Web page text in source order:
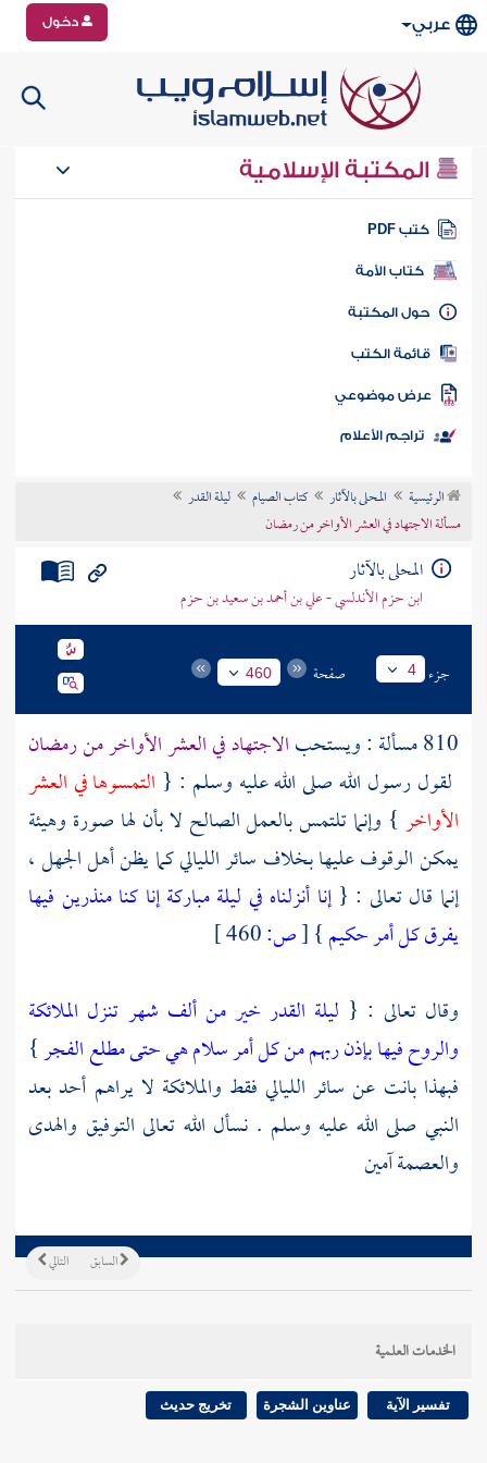
عربي دخول
المكتبة الإسلامية
كتب PDF
كتاب الأمة
المكتبة
الكتب
موضوعي
تراجم الأعلام
الرئيسية المحلى بالآثار كتاب الصيام
ليلة القدر
مسألة الاجتهاد في العشر الأواخر من رمضان
المحلى بالآثار
ابن حزم الأندلسي - علي بن أحمد بن سعيد بن حزم
جزء 4 صفحة 460
810 مسألة : ويستحب
الاجتهاد في العشر الأواخر من رمضان
لقول رسول الله صلى الله عليه وسلم : { التمسوها في العشر
الأواخر } وإنما تلتمس بالعمل الصالح لا بأن لها صورة وهيئة
يمكن الوقوف عليها بخلاف سائر الليالي كما يظن أهل الجهل ،
إنما قال تعالى : {إنا أنزلناه في ليلة مباركة إنا كنا منذرين فيها
يفرق كل أمر حكيم}
[ص:
وقال تعالى : { ليلة القدر خير من ألف شهر تنزل الملائكة
والروح فيها بإذن ربهم من كل أمر سلام هي حتى مطلع الفجر}
فبهذا بانت عن سائر الليالي فقط والملائكة لا يراهم أحد بعد
النبي صلى الله عليه وسلم . نسأل الله تعالى التوفيق والهدى
والعصمة آمين
التالي السابق
الخدمات العلمية
تفسير الآية عناوين الشجرة تخريج حديث